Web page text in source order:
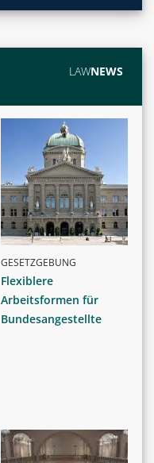
LAWNEWS
GESETZGEBUNG
Flexiblere
Arbeitsformen für
Bundesangestellte